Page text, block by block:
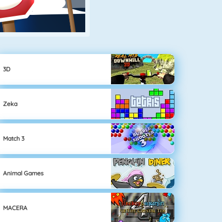
3D
Zeka
Match 3
Animal Games
MACERA